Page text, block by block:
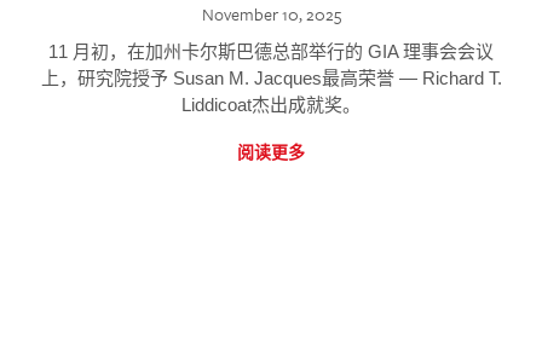
November 10, 2025
11 月初，在加州卡尔斯巴德总部举行的 GIA 理事会会议
上，研究院授予 Susan M. Jacques最高荣誉 — Richard T.
Liddicoat杰出成就奖。
阅读更多